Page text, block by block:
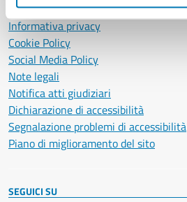
Amministrazione trasparente
Informativa privacy
Cookie Policy
Social Media Policy
Note legali
Notifica atti giudiziari
Dichiarazione di accessibilità
Segnalazione problemi di accessibilità
Piano di miglioramento del sito
SEGUICI SU